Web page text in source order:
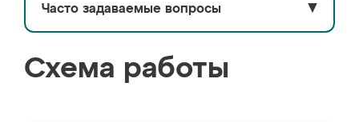
Часто задаваемые вопросы ▼
Схема работы